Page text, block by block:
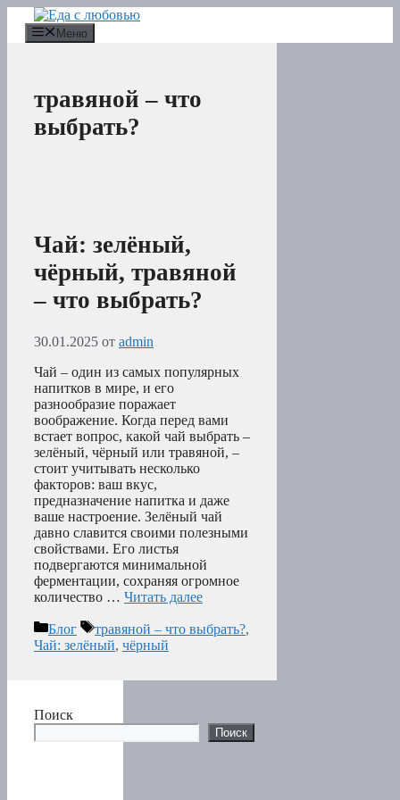
Перейти
содержимому
Меню
травяной – что
выбрать?
Чай: зелёный,
чёрный, травяной
– что выбрать?
30.01.2025 от admin
Чай – один из самых популярных
напитков в мире, и его
разнообразие поражает
воображение. Когда перед вами
встает вопрос, какой чай выбрать –
зелёный, чёрный или травяной, –
стоит учитывать несколько
факторов: ваш вкус,
предназначение напитка и даже
ваше настроение. Зелёный чай
давно славится своими полезными
свойствами. Его листья
подвергаются минимальной
ферментации, сохраняя огромное
количество … Читать далее
Рубрики
Блог Метки
травяной – что выбрать?,
Чай: зелёный, чёрный
Поиск
Поиск